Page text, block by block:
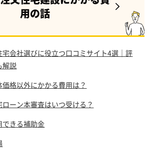
用の話
会社選びに役立つ口コミサイト4選｜評
解説
格以外にかかる費用は？
ーン本審査はいつ受ける？
できる補助金